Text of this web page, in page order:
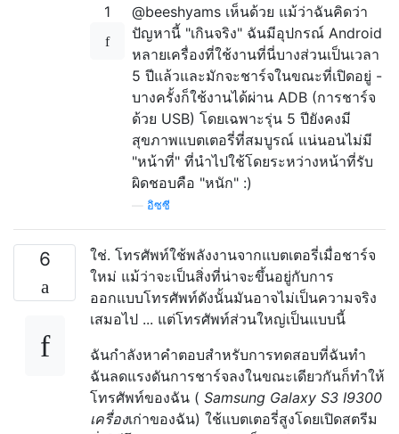
1
@beeshyams เห็นด้วย แม้ว่าฉันคิดว่า
ปัญหานี้ "เกินจริง" ฉันมีอุปกรณ์ Android
หลายเครื่องที่ใช้งานที่นี่บางส่วนเป็นเวลา
5 ปีแล้วและมักจะชาร์จในขณะที่เปิดอยู่ -
บางครั้งก็ใช้งานได้ผ่าน ADB (การชาร์จ
ด้วย USB) โดยเฉพาะรุ่น 5 ปียังคงมี
สุขภาพแบตเตอรี่ที่สมบูรณ์ แน่นอนไม่มี
"หน้าที่" ที่นำไปใช้โดยระหว่างหน้าที่รับ
ผิดชอบคือ "หนัก" :)
อิซซี
6
ใช่. โทรศัพท์ใช้พลังงานจากแบตเตอรี่เมื่อชาร์จ
ใหม่ แม้ว่าจะเป็นสิ่งที่น่าจะขึ้นอยู่กับการ
ออกแบบโทรศัพท์ดังนั้นมันอาจไม่เป็นความจริง
เสมอไป ... แต่โทรศัพท์ส่วนใหญ่เป็นแบบนี้
ฉันกำลังหาคำตอบสำหรับการทดสอบที่ฉันทำ
ฉันลดแรงดันการชาร์จลงในขณะเดียวกันก็ทำให้
โทรศัพท์ของฉัน ( Samsung Galaxy S3 I9300
เครื่องเก่าของฉัน) ใช้แบตเตอรี่สูงโดยเปิดสตรีม